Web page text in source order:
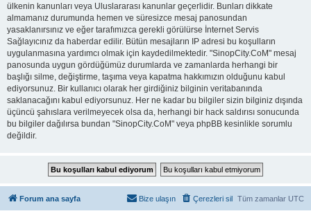
ülkenin kanunları veya Uluslararası kanunlar geçerlidir. Bunları dikkate
almamanız durumunda hemen ve süresizce mesaj panosundan
yasaklanırsınız ve eğer tarafımızca gerekli görülürse İnternet Servis
Sağlayıcınız da haberdar edilir. Bütün mesajların IP adresi bu koşulların
uygulanmasına yardımcı olmak için kaydedilmektedir. "SinopCity.CoM" mesaj
panosunda uygun gördüğümüz durumlarda ve zamanlarda herhangi bir
başlığı silme, değiştirme, taşıma veya kapatma hakkımızın olduğunu kabul
ediyorsunuz. Bir kullanıcı olarak her girdiğiniz bilginin veritabanında
saklanacağını kabul ediyorsunuz. Her ne kadar bu bilgiler sizin bilginiz dışında
üçüncü şahıslara verilmeyecek olsa da, herhangi bir hack saldırısı sonucunda
bu bilgiler dağılırsa bundan "SinopCity.CoM" veya phpBB kesinlikle sorumlu
değildir.
Forum ana sayfa Tüm zamanlar UTC
Çerezleri sil
Bize ulaşın